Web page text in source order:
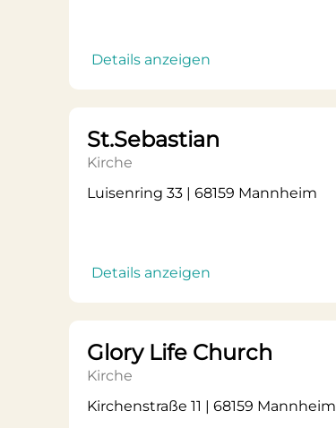
Details anzeigen
St.Sebastian
Kirche
Luisenring 33 | 68159 Mannheim
Details anzeigen
Glory Life Church
Kirche
Kirchenstraße 11 | 68159 Mannheim